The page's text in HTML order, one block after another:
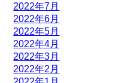
2022年7月
2022年6月
2022年5月
2022年4月
2022年3月
2022年2月